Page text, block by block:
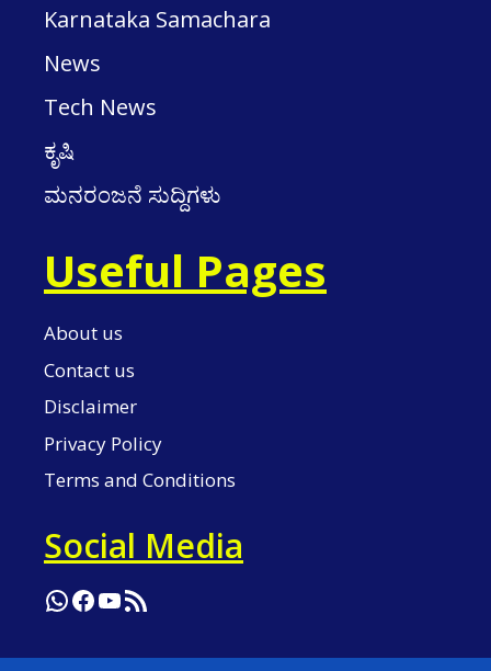
Karnataka Samachara
News
Tech News
ಕೃಷಿ
ಮನರಂಜನೆ ಸುದ್ದಿಗಳು
Useful Pages
About us
Contact us
Disclaimer
Privacy Policy
Terms and Conditions
Social Media
WhatsApp
Facebook
YouTube
RSS Feed